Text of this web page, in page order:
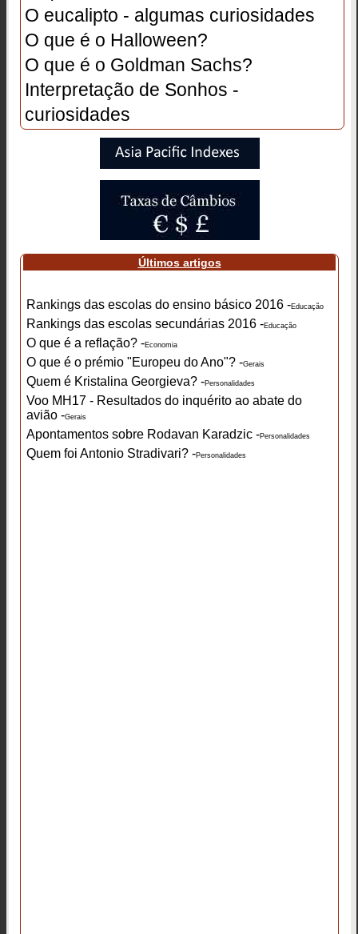
O eucalipto - algumas curiosidades
O que é o Halloween?
O que é o Goldman Sachs?
Interpretação de Sonhos -
curiosidades
Últimos artigos
Rankings das escolas do ensino básico 2016 -Educação
Rankings das escolas secundárias 2016 -Educação
O que é a reflação? -Economia
O que é o prémio "Europeu do Ano"? -Gerais
Quem é Kristalina Georgieva? -Personalidades
Voo MH17 - Resultados do inquérito ao abate do
avião -Gerais
Apontamentos sobre Rodavan Karadzic -Personalidades
Quem foi Antonio Stradivari? -Personalidades